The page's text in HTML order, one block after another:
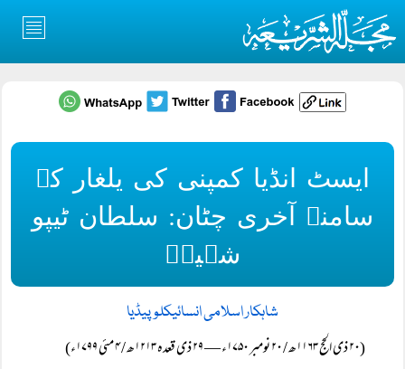
ایسٹ انڈیا کمپنی کی یلغار کے
سامنے آخری چٹان: سلطان ٹیپو
شہیدؒ
شاہکار اسلامی انسائیکلوپیڈیا
(۲۰ ذی الحج ۱۱۶۳ھ / ۲۰ نومبر ۱۷۵۰ء — ۲۹ ذی قعدہ ۱۲۱۳ھ / ۴ مئی ۱۷۹۹ء)